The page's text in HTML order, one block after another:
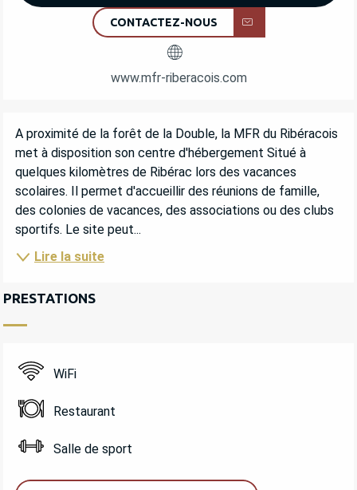
CONTACTEZ-NOUS
www.mfr-riberacois.com
DESCRIPTION
A proximité de la forêt de la Double, la MFR du Ribéracois
met à disposition son centre d'hébergement Situé à
quelques kilomètres de Ribérac lors des vacances
scolaires. Il permet d'accueillir des réunions de famille,
des colonies de vacances, des associations ou des clubs
sportifs. Le site peut...
Lire la suite
PRESTATIONS
WiFi
Restaurant
Salle de sport